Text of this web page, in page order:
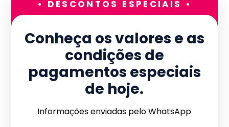
• DESCONTOS ESPECIAIS •
Conheça os valores e as
condições de
pagamentos especiais
de hoje.
Informações enviadas pelo WhatsApp